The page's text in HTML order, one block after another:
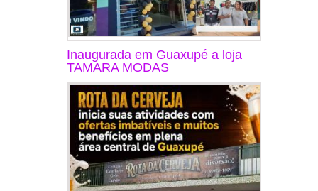
Inaugurada em Guaxupé a loja
TAMARA MODAS